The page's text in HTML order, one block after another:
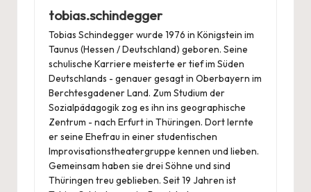
tobias.schindegger
Tobias Schindegger wurde 1976 in Königstein im
Taunus (Hessen / Deutschland) geboren. Seine
schulische Karriere meisterte er tief im Süden
Deutschlands - genauer gesagt in Oberbayern im
Berchtesgadener Land. Zum Studium der
Sozialpädagogik zog es ihn ins geographische
Zentrum - nach Erfurt in Thüringen. Dort lernte
er seine Ehefrau in einer studentischen
Improvisationstheatergruppe kennen und lieben.
Gemeinsam haben sie drei Söhne und sind
Thüringen treu geblieben. Seit 19 Jahren ist